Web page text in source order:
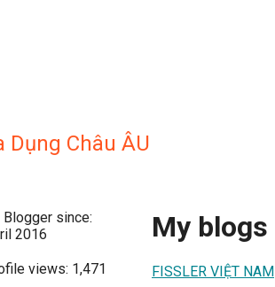
Dụng Châu ÂU
Blogger since:
2016
views: 1,471
My blogs
FISSLER VIỆT NAM